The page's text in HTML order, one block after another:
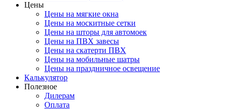
Цены
Цены на мягкие окна
Цены на москитные сетки
Цены на шторы для автомоек
Цены на ПВХ завесы
Цены на скатерти ПВХ
Цены на мобильные шатры
Цены на праздничное освещение
Калькулятор
Полезное
Дилерам
Оплата